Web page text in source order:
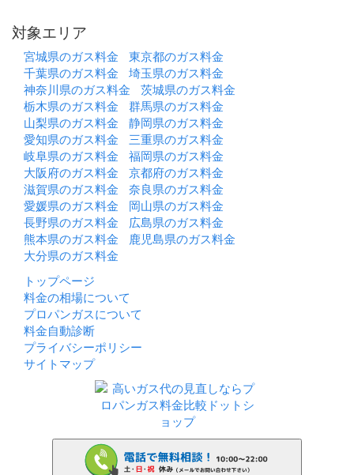
対象エリア
宮城県のガス料金
東京都のガス料金
千葉県のガス料金
埼玉県のガス料金
神奈川県のガス料金
茨城県のガス料金
栃木県のガス料金
群馬県のガス料金
山梨県のガス料金
静岡県のガス料金
愛知県のガス料金
三重県のガス料金
岐阜県のガス料金
福岡県のガス料金
大阪府のガス料金
京都府のガス料金
滋賀県のガス料金
奈良県のガス料金
愛媛県のガス料金
岡山県のガス料金
長野県のガス料金
広島県のガス料金
熊本県のガス料金
鹿児島県のガス料金
大分県のガス料金
トップページ
料金の相場について
プロパンガスについて
料金自動診断
プライバシーポリシー
サイトマップ